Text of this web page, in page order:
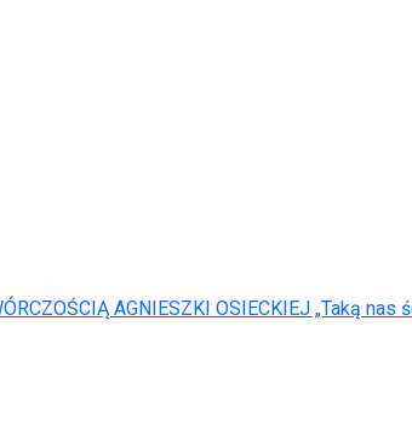
AGNIESZKI OSIECKIEJ „Taką